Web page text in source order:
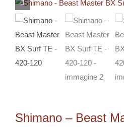
Shimano – Beast